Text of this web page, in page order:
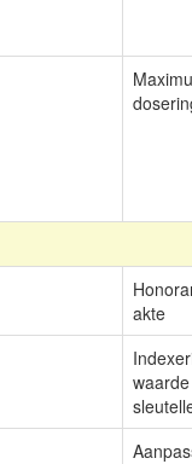
akte